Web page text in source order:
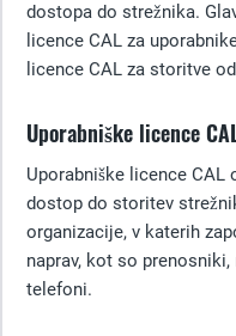
dostopa do strežnika.
licence CAL za
licence CAL za storitve
Uporabniške licence
Uporabniške licence
dostop do storitev
organizacije, v katerih
naprav, kot so
telefoni.